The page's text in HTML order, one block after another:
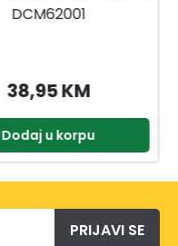
HIHLDCP28160
12,99 KM
Dodaj u korpu
PRIJAVI SE